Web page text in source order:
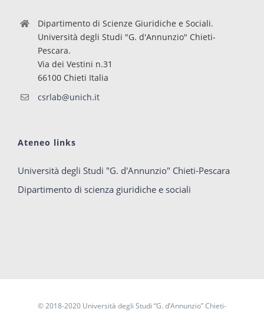
Dipartimento di Scienze Giuridiche e Sociali.
Università degli Studi "G. d'Annunzio" Chieti-
Pescara.
Via dei Vestini n.31
66100 Chieti Italia
csrlab@unich.it
Ateneo links
Università degli Studi "G. d'Annunzio" Chieti-Pescara
Dipartimento di scienza giuridiche e sociali
© 2018-2020 Università degli Studi “G. d’Annunzio” Chieti-